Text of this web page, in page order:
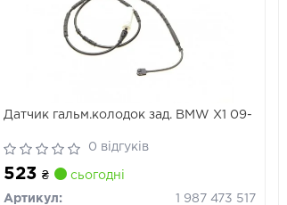
Датчик гальм.колодок зад. BMW X1 09-
0 відгуків
523 ₴ сьогодні
Артикул:
1 987 473 517